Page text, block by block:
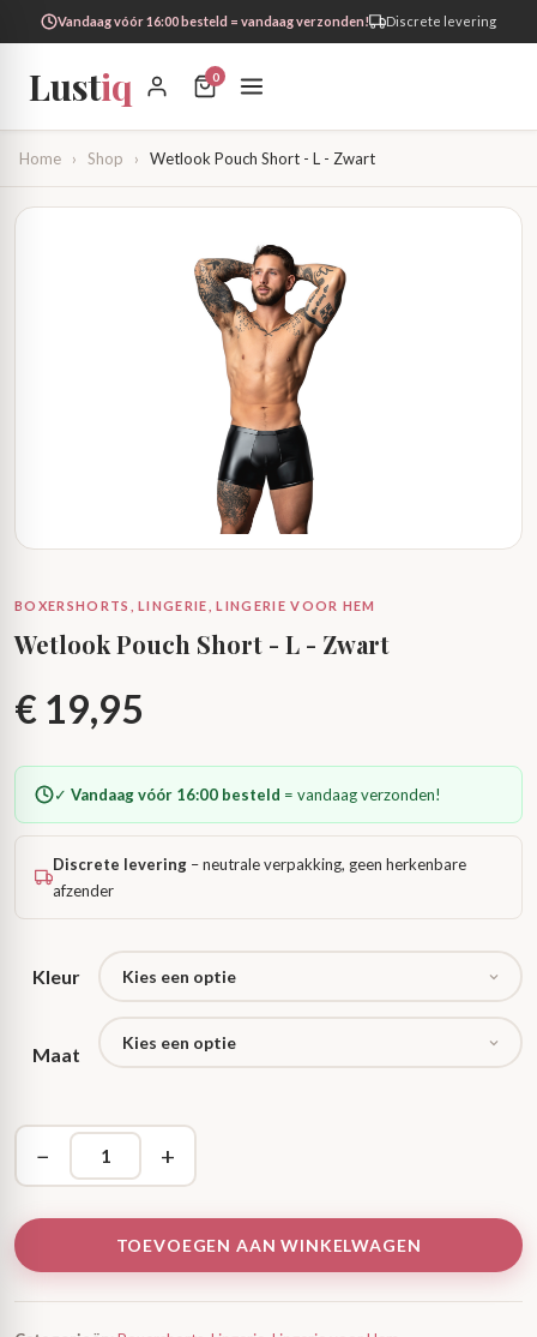
Vandaag vóór 16:00 besteld = vandaag verzonden! Discrete levering
Lustiq 0
Home › Shop › Wetlook Pouch Short - L - Zwart
BOXERSHORTS, LINGERIE, LINGERIE VOOR HEM
Wetlook Pouch Short - L - Zwart
€ 19,95
✓ Vandaag vóór 16:00 besteld = vandaag verzonden!
Discrete levering – neutrale verpakking, geen herkenbare
afzender
Kleur
Maat
− +
TOEVOEGEN AAN WINKELWAGEN